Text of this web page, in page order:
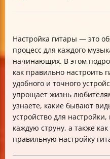
Настройка гитары — это
процесс для каждого
начинающих. В этом
как правильно
удобного и точного
упрощает жизнь
узнаете, какие бывают
устройство для
каждую струну, а также
правильную настройку